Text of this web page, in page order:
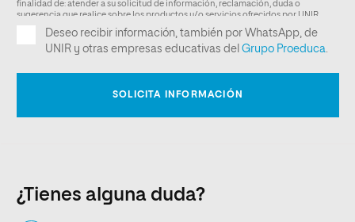
¿Tienes alguna duda?